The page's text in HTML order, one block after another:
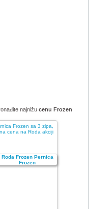
najnižucenu Frozen
Frozen sa 3 zipa,
cena na Roda akciji